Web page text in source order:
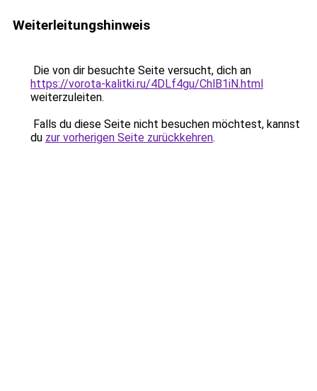
Weiterleitungshinweis
Die von dir besuchte Seite versucht, dich an
https://vorota-kalitki.ru/4DLf4gu/ChlB1iN.html
weiterzuleiten.
Falls du diese Seite nicht besuchen möchtest, kannst
du zur vorherigen Seite zurückkehren.